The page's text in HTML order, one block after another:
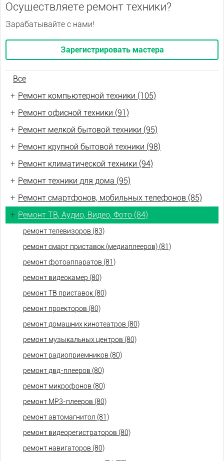
Осуществляете ремонт техники?
Зарабатывайте с нами!
Зарегистрировать мастера
Все
+ Ремонт компьютерной техники (105)
+ Ремонт офисной техники (91)
+ Ремонт мелкой бытовой техники (95)
+ Ремонт крупной бытовой техники (98)
+ Ремонт климатической техники (94)
+ Ремонт техники для дома (95)
+ Ремонт смартфонов, мобильных телефонов (85)
+ Ремонт ТВ, Аудио, Видео, Фото (84)
ремонт телевизоров (83)
ремонт смарт приставок (медиаплееров) (81)
ремонт фотоаппаратов (81)
ремонт видеокамер (80)
ремонт ТВ приставок (80)
ремонт проекторов (80)
ремонт домашних кинотеатров (80)
ремонт музыкальных центров (80)
ремонт радиоприемников (80)
ремонт двд-плееров (80)
ремонт микрофонов (80)
ремонт МР3-плееров (80)
ремонт автомагнитол (81)
ремонт видеорегистраторов (80)
ремонт навигаторов (80)